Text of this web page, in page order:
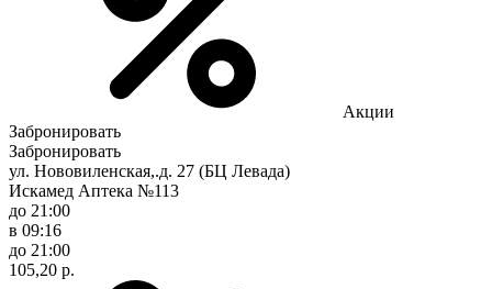
Акции
Забронировать
Забронировать
ул. Нововиленская,.д. 27 (БЦ Левада)
Искамед Аптека №113
до 21:00
в 09:16
до 21:00
105,20 р.